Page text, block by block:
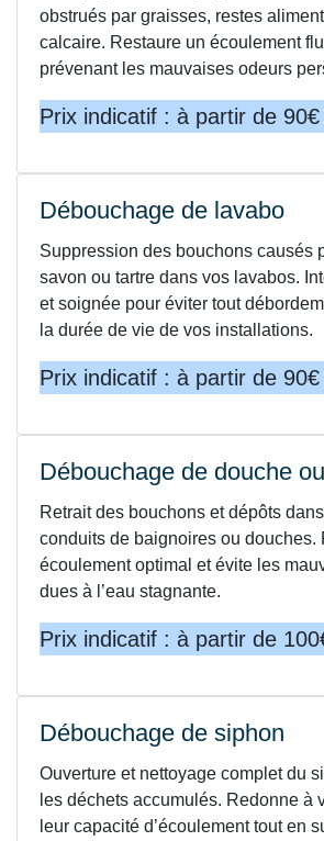
obstrués par graisses, restes
calcaire. Restaure un écoulement
prévenant les mauvaises odeurs
Prix indicatif : à partir de 90€
Débouchage de lavabo
Suppression des bouchons causés
savon ou tartre dans vos lavabos.
et soignée pour éviter tout
la durée de vie de vos installations.
Prix indicatif : à partir de 90€
Débouchage de douche
Retrait des bouchons et dépôts
conduits de baignoires ou douches.
écoulement optimal et évite les
dues à l’eau stagnante.
Prix indicatif : à partir de
Débouchage de siphon
Ouverture et nettoyage complet du
les déchets accumulés. Redonne à
leur capacité d’écoulement tout en